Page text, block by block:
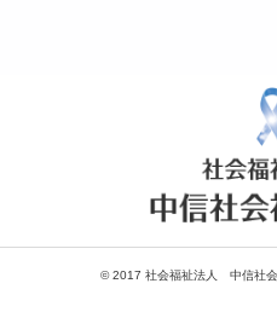
© 2017 社会福祉法人 中信社